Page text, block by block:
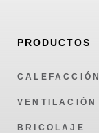
PRODUCTOS
CALEFACCIÓN
VENTILACIÓN
BRICOLAJE